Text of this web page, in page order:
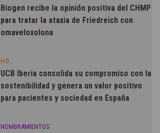
Biogen recibe la opinión positiva del CHMP
para tratar la ataxia de Friedreich con
omaveloxolona
I+D
UCB Iberia consolida su compromiso con la
sostenibilidad y genera un valor positivo
para pacientes y sociedad en España
NOMBRAMIENTOS